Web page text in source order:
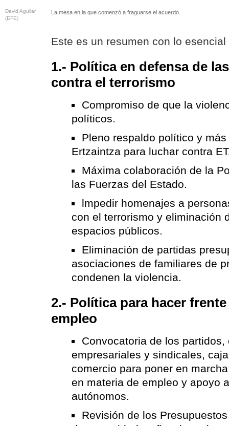
David Aguilar
(EFE)
La mesa en la que comenzó a fraguarse el acuerdo.
Este es un resumen con lo
1.- Política en defensa de
contra el terrorismo
Compromiso de que la
políticos.
Pleno respaldo político y
Ertzaintza para luchar contra
Máxima colaboración de la
las Fuerzas del Estado.
lmpedir homenajes a
con el terrorismo y eliminación
espacios públicos.
Eliminación de partidas
asociaciones de familiares de
condenen la violencia.
2.- Política para hacer
empleo
Convocatoria de los
empresariales y sindicales,
comercio para poner en
en materia de empleo y apoyo
autónomos.
Revisión de los